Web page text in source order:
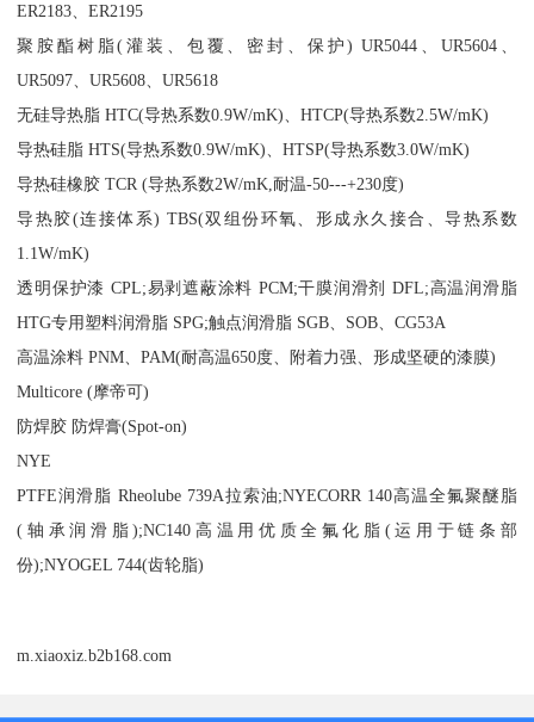
ER2183、ER2195
聚胺酯树脂(灌装、包覆、密封、保护) UR5044、UR5604、
UR5097、UR5608、UR5618
无硅导热脂 HTC(导热系数0.9W/mK)、HTCP(导热系数2.5W/mK)
导热硅脂 HTS(导热系数0.9W/mK)、HTSP(导热系数3.0W/mK)
导热硅橡胶 TCR (导热系数2W/mK,耐温-50---+230度)
导热胶(连接体系) TBS(双组份环氧、形成永久接合、导热系数
1.1W/mK)
透明保护漆 CPL;易剥遮蔽涂料 PCM;干膜润滑剂 DFL;高温润滑脂
HTG专用塑料润滑脂 SPG;触点润滑脂 SGB、SOB、CG53A
高温涂料 PNM、PAM(耐高温650度、附着力强、形成坚硬的漆膜)
Multicore (摩帝可)
防焊胶 防焊膏(Spot-on)
NYE
PTFE润滑脂 Rheolube 739A拉索油;NYECORR 140高温全氟聚醚脂
(轴承润滑脂);NC140高温用优质全氟化脂(运用于链条部
份);NYOGEL 744(齿轮脂)
m.xiaoxiz.b2b168.com